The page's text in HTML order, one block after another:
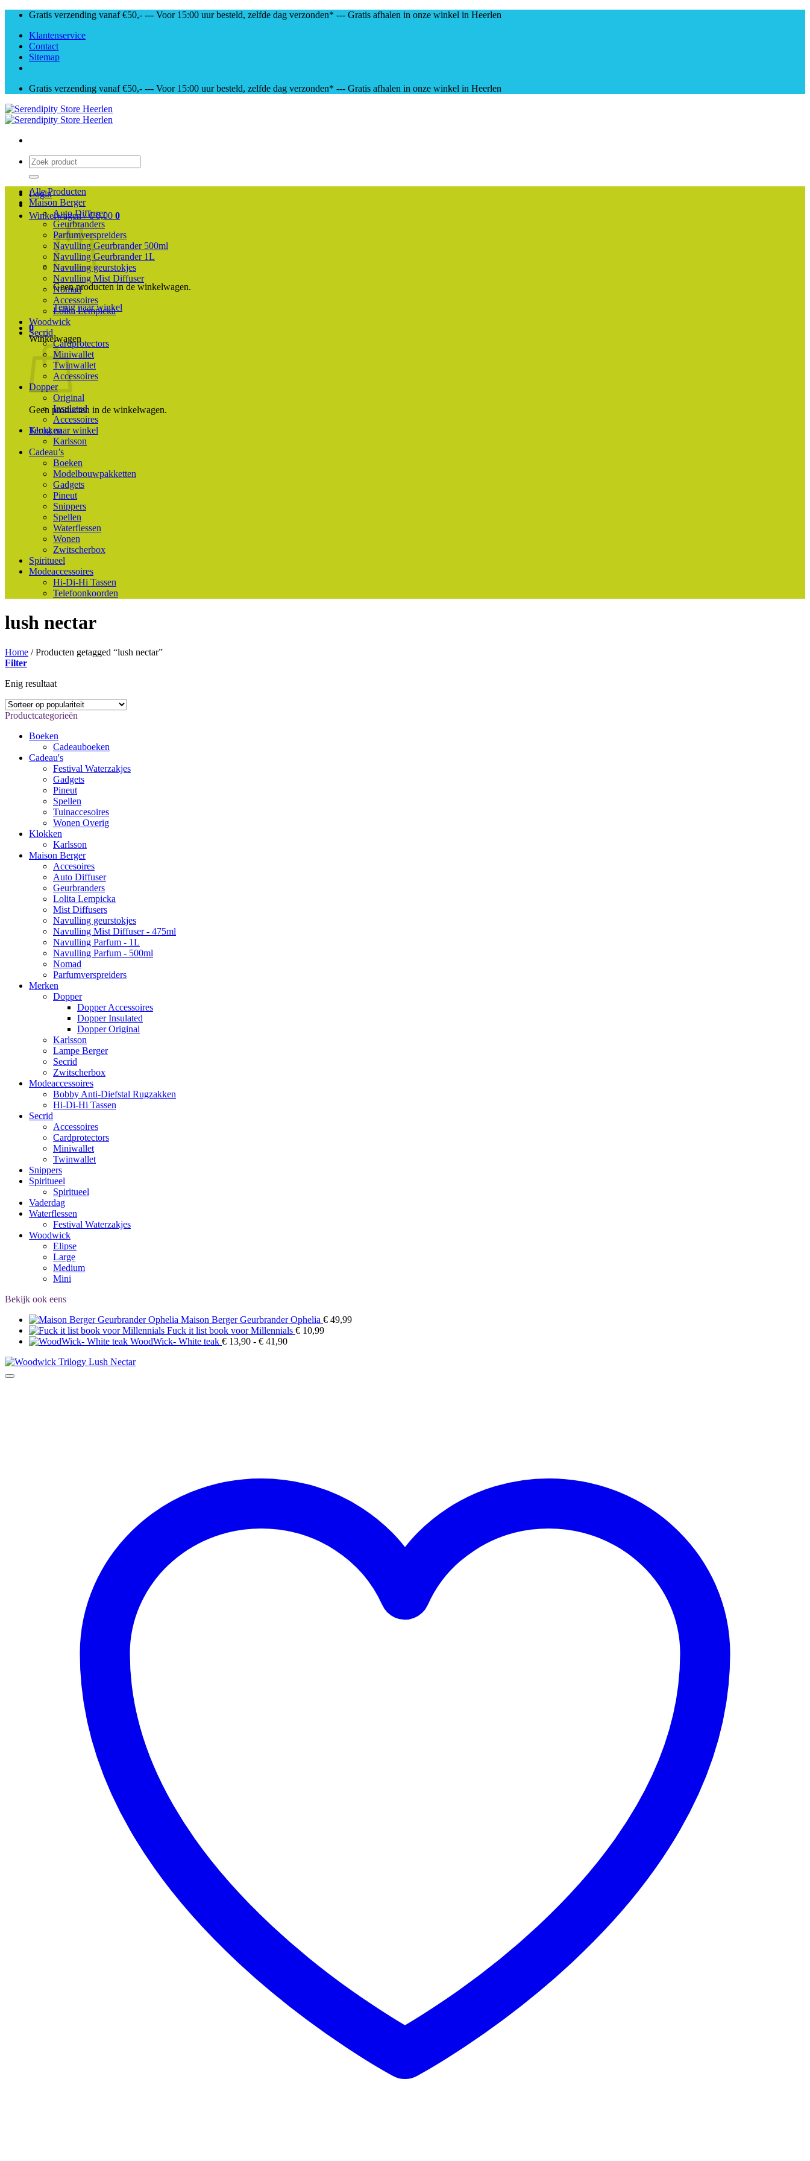
Skip
content
Gratis verzending vanaf €50,- --- Voor 15:00 uur besteld, zelfde dag verzonden* --- Gratis afhalen in onze winkel in Heerlen
Klantenservice
Contact
Sitemap
Gratis verzending vanaf €50,- --- Voor 15:00 uur besteld, zelfde dag verzonden* --- Gratis afhalen in onze winkel in Heerlen
Zoeken
naar:
Login
Winkelwagen /€0,00 0
Geen producten in de winkelwagen.
Terug naar winkel
0
Winkelwagen
Geen producten in de winkelwagen.
Terug naar winkel
Alle Producten
Maison Berger
Auto Diffuser
Geurbranders
Parfumverspreiders
Navulling Geurbrander 500ml
Navulling Geurbrander 1L
Navulling geurstokjes
Navulling Mist Diffuser
Nomad
Accessoires
Lolita Lempicka
Woodwick
Secrid
Cardprotectors
Miniwallet
Twinwallet
Accessoires
Dopper
Original
Insulated
Accessoires
Klokken
Karlsson
Cadeau’s
Boeken
Modelbouwpakketten
Gadgets
Pineut
Snippers
Spellen
Waterflessen
Wonen
Zwitscherbox
Spiritueel
Modeaccessoires
Hi-Di-Hi Tassen
Telefoonkoorden
lush nectar
Home /Producten getagged “lush nectar”
Filter
Enig resultaat
Productcategorieën
Boeken
Cadeauboeken
Cadeau's
Festival Waterzakjes
Gadgets
Pineut
Spellen
Tuinaccesoires
Wonen Overig
Klokken
Karlsson
Maison Berger
Accesoires
Auto Diffuser
Geurbranders
Lolita Lempicka
Mist Diffusers
Navulling geurstokjes
Navulling Mist Diffuser - 475ml
Navulling Parfum - 1L
Navulling Parfum - 500ml
Nomad
Parfumverspreiders
Merken
Dopper
Dopper Accessoires
Dopper Insulated
Dopper Original
Karlsson
Lampe Berger
Secrid
Zwitscherbox
Modeaccessoires
Bobby Anti-Diefstal Rugzakken
Hi-Di-Hi Tassen
Secrid
Accessoires
Cardprotectors
Miniwallet
Twinwallet
Snippers
Spiritueel
Spiritueel
Vaderdag
Waterflessen
Festival Waterzakjes
Woodwick
Elipse
Large
Medium
Mini
Bekijk ook eens
Maison Berger Geurbrander Ophelia € 49,99
Fuck it list book voor Millennials € 10,99
WoodWick- White teak € 13,90 - € 41,90Prijsklasse: